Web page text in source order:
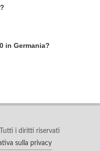
in Germania?
i diritti riservati
sulla privacy